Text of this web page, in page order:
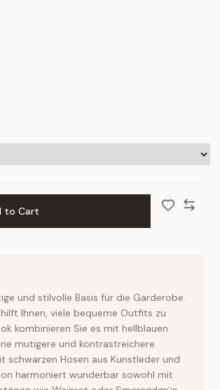
to Cart
und stilvolle Basis für die Garderobe.
Ihnen, viele bequeme Outfits zu
kombinieren Sie es mit hellblauen
mutigere und kontrastreichere
schwarzen Hosen aus Kunstleder und
harmoniert wunderbar sowohl mit